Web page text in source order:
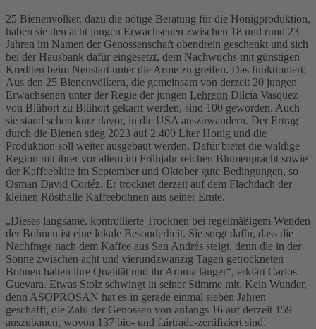
25 Bienenvölker, dazu die nötige Beratung für die Honigproduktion,
haben sie den acht jungen Erwachsenen zwischen 18 und rund 23
Jahren im Namen der Genossenschaft obendrein geschenkt und sich
bei der Hausbank dafür eingesetzt, dem Nachwuchs mit günstigen
Krediten beim Neustart unter die Arme zu greifen. Das funktioniert:
Aus den 25 Bienenvölkern, die gemeinsam von derzeit 20 jungen
Erwachsenen unter der Regie der jungen Lehrerin Dilcia Vasquez
von Blühort zu Blühort gekarrt werden, sind 100 geworden. Auch
sie stand schon kurz davor, in die USA auszuwandern. Der Ertrag
durch die Bienen stieg 2023 auf 2.400 Liter Honig und die
Produktion soll weiter ausgebaut werden. Dafür bietet die waldige
Region mit ihrer vor allem im Frühjahr reichen Blumenpracht sowie
der Kaffeeblüte im September und Oktober gute Bedingungen, so
Osman David Cortéz. Er trocknet derzeit auf dem Flachdach der
kleinen Rösthalle Kaffeebohnen aus seiner Ernte.
„Dieses langsame, kontrollierte Trocknen bei regelmäßigem Wenden
der Bohnen ist eine lokale Besonderheit. Sie sorgt dafür, dass die
Nachfrage nach dem Kaffee aus San Andrés steigt, denn die in der
Sonne zwischen acht und vierundzwanzig Tagen getrockneten
Bohnen halten ihre Qualität und ihr Aroma länger“, erklärt Carlos
Guevara. Etwas Stolz schwingt in seiner Stimme mit. Kein Wunder,
denn ASOPROSAN hat es in gerade einmal sieben Jahren
geschafft, die Zahl der Genossen von anfangs 16 auf derzeit 159
auszubauen, wovon 137 bio- und fairtrade-zertifiziert sind.